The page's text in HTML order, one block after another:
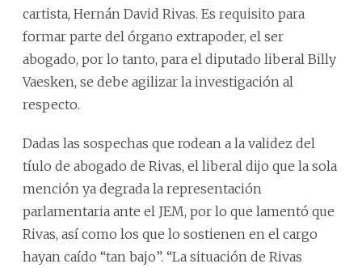
cartista, Hernán David Rivas. Es requisito para
formar parte del órgano extrapoder, el ser
abogado, por lo tanto, para el diputado liberal Billy
Vaesken, se debe agilizar la investigación al
respecto.
Dadas las sospechas que rodean a la validez del
tíulo de abogado de Rivas, el liberal dijo que la sola
mención ya degrada la representación
parlamentaria ante el JEM, por lo que lamentó que
Rivas, así como los que lo sostienen en el cargo
hayan caído “tan bajo”. “La situación de Rivas